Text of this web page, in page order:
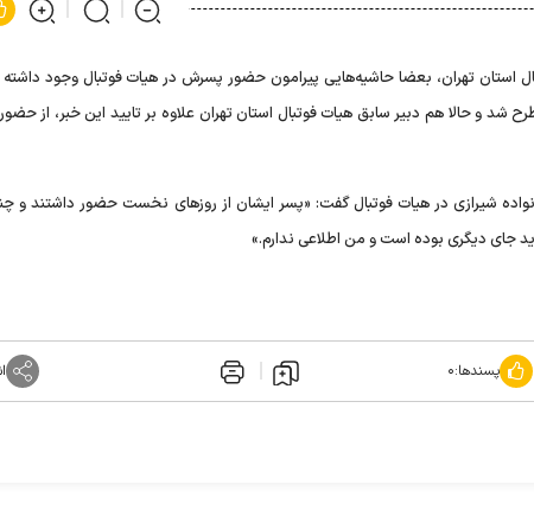
استان تهران، بعضا حاشیه‌هایی پیرامون حضور پسرش در هیات فوتبال وجود
شد و حالا هم دبیر سابق هیات فوتبال استان تهران علاوه بر تایید این خبر، از
شیرازی در هیات فوتبال گفت: «پسر ایشان از روزهای نخست حضور داشتند و
جای دیگری بوده است و من اطلاعی ندارم.»
پسندها:۰